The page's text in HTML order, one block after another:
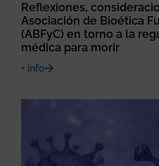
Reflexiones,
Asociación de Bioética
(ABFyC) en torno a la
médica para morir
+ info